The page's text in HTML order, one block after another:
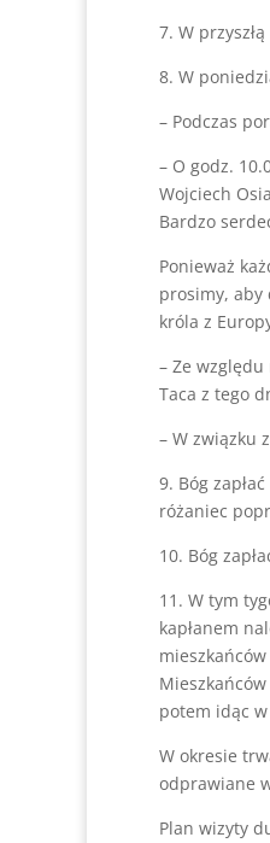
7. W
8. W
– Podczas
– O godz.
Wojciech
Bardzo
Ponieważ
prosimy, aby
króla z
– Ze
Taca z tego
– W związku
9. Bóg
różaniec
10. Bóg
11. W tym
kapłanem
potem idąc
W okresie
odprawiane
Plan wizyty